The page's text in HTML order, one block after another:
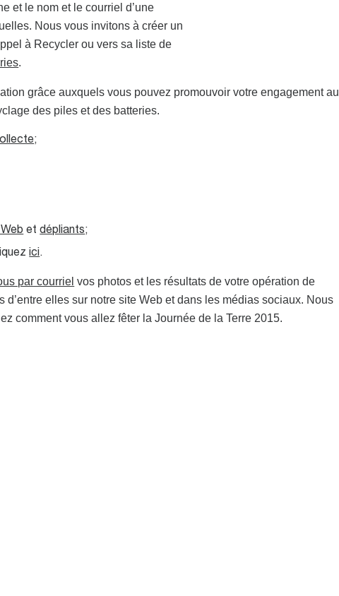
et le nom et le courriel d’une
Nous vous invitons à créer un
à Recycler ou vers sa liste de
.
grâce auxquels vous pouvez promouvoir votre engagement au
des piles et des batteries.
;
etdépliants;
ici .
par courriel vos photos et les résultats de votre opération de
elles sur notre site Web et dans les médias sociaux. Nous
comment vous allez fêter la Journée de la Terre 2015.